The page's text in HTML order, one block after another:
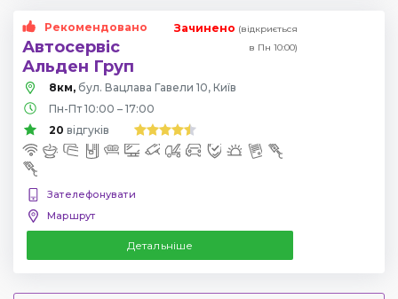
Рекомендовано
Автосервіс
Альден Груп
Зачинено (відкриється
в Пн 10:00)
8км, бул. Вацлава Гавели 10, Київ
Пн-Пт 10:00 – 17:00
20 відгуків
Зателефонувати
Маршрут
Детальніше